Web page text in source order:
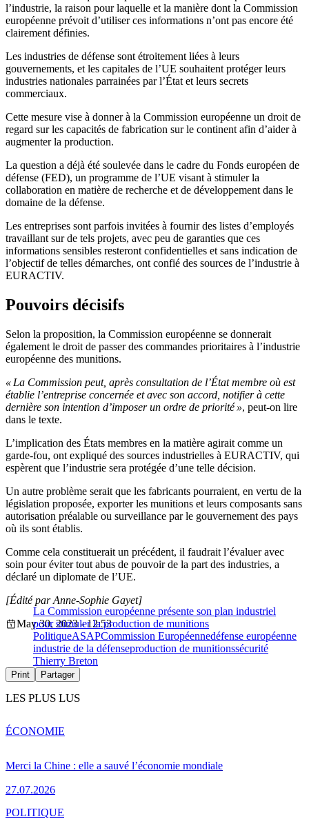
l’industrie, la raison pour laquelle et la manière dont la Commission
européenne prévoit d’utiliser ces informations n’ont pas encore été
clairement définies.
Les industries de défense sont étroitement liées à leurs
gouvernements, et les capitales de l’UE souhaitent protéger leurs
industries nationales parrainées par l’État et leurs secrets
commerciaux.
Cette mesure vise à donner à la Commission européenne un droit de
regard sur les capacités de fabrication sur le continent afin d’aider à
augmenter la production.
La question a déjà été soulevée dans le cadre du Fonds européen de
défense (FED), un programme de l’UE visant à stimuler la
collaboration en matière de recherche et de développement dans le
domaine de la défense.
Les entreprises sont parfois invitées à fournir des listes d’employés
travaillant sur de tels projets, avec peu de garanties que ces
informations sensibles resteront confidentielles et sans indication de
l’objectif de telles démarches, ont confié des sources de l’industrie à
EURACTIV.
Pouvoirs décisifs
Selon la proposition, la Commission européenne se donnerait
également le droit de passer des commandes prioritaires à l’industrie
européenne des munitions.
« La Commission peut, après consultation de l’État membre où est
établie l’entreprise concernée et avec son accord, notifier à cette
dernière son intention d’imposer un ordre de priorité », peut-on lire
dans le texte.
L’implication des États membres en la matière agirait comme un
garde-fou, ont expliqué des sources industrielles à EURACTIV, qui
espèrent que l’industrie sera protégée d’une telle décision.
Un autre problème serait que les fabricants pourraient, en vertu de la
législation proposée, exporter les munitions et leurs composants sans
autorisation préalable ou surveillance par le gouvernement des pays
où ils sont établis.
Comme cela constituerait un précédent, il faudrait l’évaluer avec
soin pour éviter tout abus de pouvoir de la part des industries, a
déclaré un diplomate de l’UE.
La Commission européenne présente son plan industriel
pour stimuler la production de munitions
[Édité par Anne-Sophie Gayet]
May 30, 2023 - 12:53
PolitiqueASAPCommission Européennedéfense européenne
industrie de la défenseproduction de munitionssécurité
Thierry Breton
Print Partager
LES PLUS LUS
Merci la Chine : elle a sauvé l’économie mondiale
27.07.2026
ÉCONOMIE
POLITIQUE